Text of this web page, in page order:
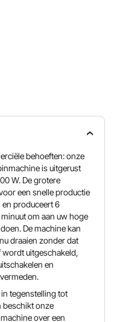
behoeften: onze
is uitgerust
W. De grotere
een snelle productie
produceert 6
om aan uw hoge
De machine kan
draaien zonder dat
uitgeschakeld,
en
tegenstelling tot
beschikt onze
over een